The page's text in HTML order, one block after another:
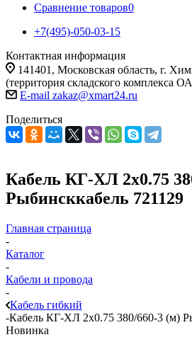
Сравнение товаров0
+7(495)-050-03-15
Контактная информация
141401, Московская область, г.
(территория складского комплекса
E-mail zakaz@xmart24.ru
Поделиться
Кабель КГ-ХЛ 2х0.75
Рыбинсккабель 721129
Главная страница
-
Каталог
-
Кабели и провода
-
Кабель гибкий
-Кабель КГ-ХЛ 2х0.75 380/660-3 (м)
Новинка